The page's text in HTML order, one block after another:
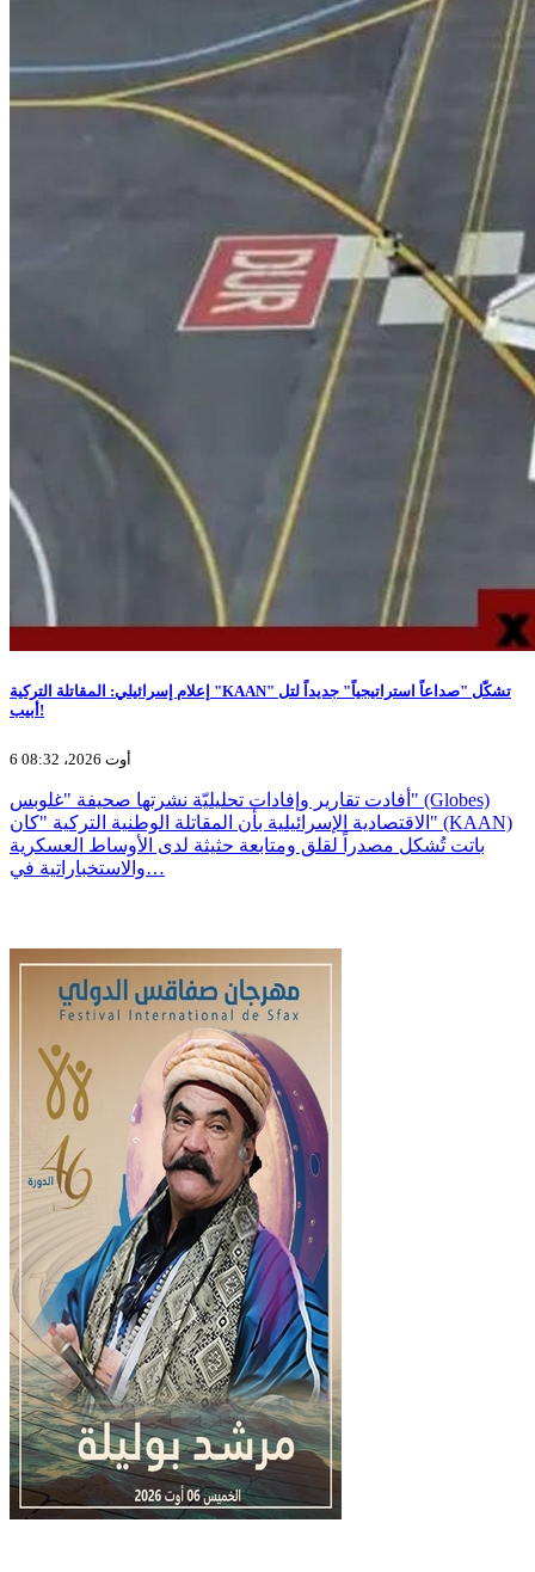
إعلام إسرائيلي: المقاتلة التركية "KAAN" تشكّل "صداعاً استراتيجياً" جديداً لتل
أبيب!
6 أوت 2026، 08:32
أفادت تقارير وإفادات تحليليّة نشرتها صحيفة "غلوبس" (Globes)
الاقتصادية الإسرائيلية بأن المقاتلة الوطنية التركية "كان" (KAAN)
باتت تُشكل مصدراً لقلق ومتابعة حثيثة لدى الأوساط العسكرية
والاستخباراتية في…